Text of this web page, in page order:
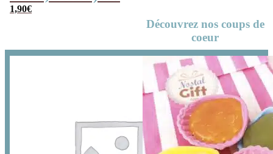
1,90€
Découvrez nos coups de
coeur